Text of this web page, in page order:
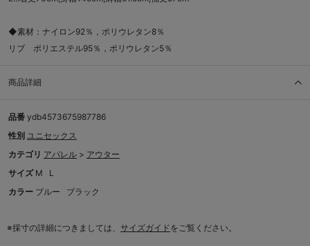
◆素材：ナイロン92％，ポリウレタン8％
リブ ポリエステル95％，ポリウレタン5％
商品詳細
品番 ydb4573675987786
性別 ユニセックス
カテゴリ アパレル > アウター
サイズ M
L
カラー ブルー ブラック
※採寸の詳細につきましては、 サイズガイドをご覧ください。